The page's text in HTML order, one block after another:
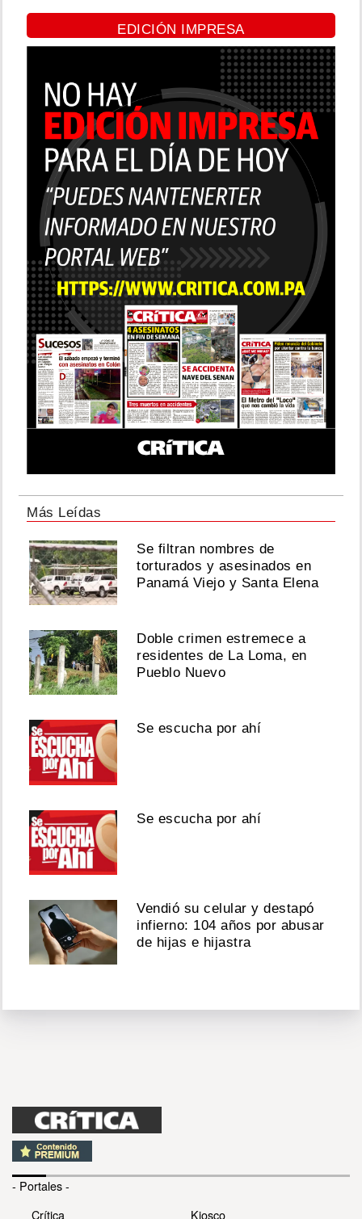
EDICIÓN IMPRESA
Más Leídas
Se filtran nombres de
torturados y asesinados en
Panamá Viejo y Santa Elena
Doble crimen estremece a
residentes de La Loma, en
Pueblo Nuevo
Se escucha por ahí
Se escucha por ahí
Vendió su celular y destapó
infierno: 104 años por abusar
de hijas e hijastra
- Portales -
Crítica
Kiosco